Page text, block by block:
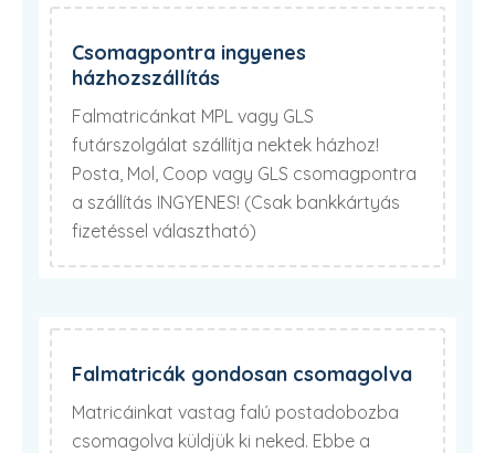
Csomagpontra ingyenes
házhozszállítás
Falmatricánkat MPL vagy GLS
futárszolgálat szállítja nektek házhoz!
Posta, Mol, Coop vagy GLS csomagpontra
a szállítás INGYENES! (Csak bankkártyás
fizetéssel választható)
Falmatricák gondosan csomagolva
Matricáinkat vastag falú postadobozba
csomagolva küldjük ki neked. Ebbe a